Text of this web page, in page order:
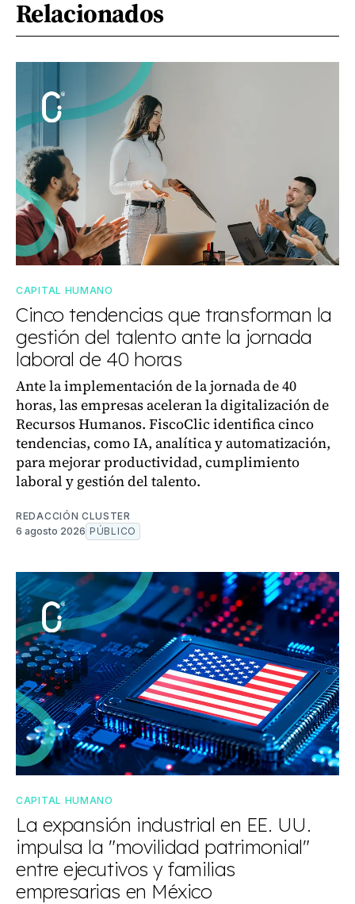
Relacionados
CAPITAL HUMANO
Cinco tendencias que transforman la
gestión del talento ante la jornada
laboral de 40 horas
Ante la implementación de la jornada de 40
horas, las empresas aceleran la digitalización de
Recursos Humanos. FiscoClic identifica cinco
tendencias, como IA, analítica y automatización,
para mejorar productividad, cumplimiento
laboral y gestión del talento.
REDACCIÓN CLUSTER
6 agosto 2026 PÚBLICO
CAPITAL HUMANO
La expansión industrial en EE. UU.
impulsa la "movilidad patrimonial"
entre ejecutivos y familias
empresarias en México